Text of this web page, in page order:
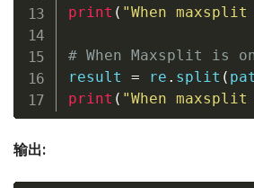
print ( "When
# When Maxsplit is
result = re . split (
print ( "When
输出: